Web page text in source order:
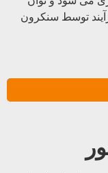
توسط سنکرون